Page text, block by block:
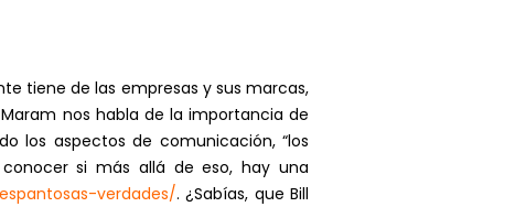
tiene de las empresas y sus marcas,
nos habla de la importancia de
los aspectos de comunicación, “los
si más allá de eso, hay una
verdades/. ¿Sabías, que Bill